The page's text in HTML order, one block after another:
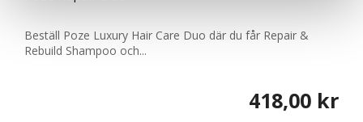
Beställ Poze Luxury Hair Care Duo där du får Repair &
Rebuild Shampoo och...
418,00 kr